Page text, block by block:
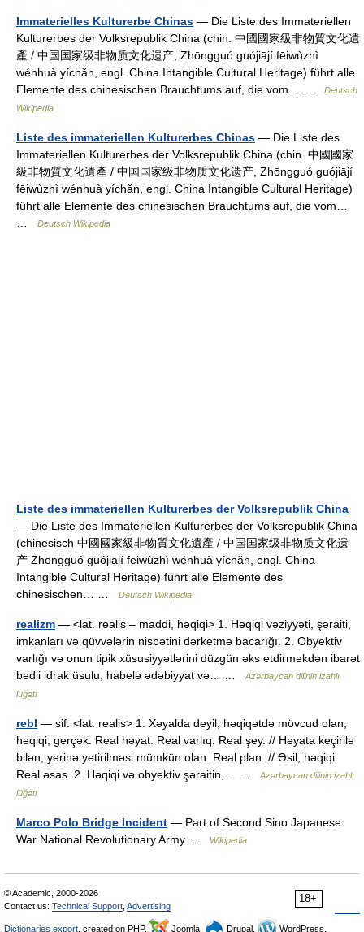
Immaterielles Kulturerbe Chinas — Die Liste des Immateriellen
Kulturerbes der Volksrepublik China (chin. 中國國家級非物質文化遺
產 / 中国国家级非物质文化遗产, Zhōngguó guójiājí fēiwùzhì
wénhuà yíchǎn, engl. China Intangible Cultural Heritage) führt alle
Elemente des chinesischen Brauchtums auf, die vom… …
Deutsch
Wikipedia
Liste des immateriellen Kulturerbes Chinas — Die Liste des
Immateriellen Kulturerbes der Volksrepublik China (chin. 中國國家
級非物質文化遺產 / 中国国家级非物质文化遗产, Zhōngguó guójiājí
fēiwùzhì wénhuà yíchǎn, engl. China Intangible Cultural Heritage)
führt alle Elemente des chinesischen Brauchtums auf, die vom…
Deutsch Wikipedia
Liste des immateriellen Kulturerbes der Volksrepublik China
— Die Liste des Immateriellen Kulturerbes der Volksrepublik China
(chinesisch 中國國家級非物質文化遺產 / 中国国家级非物质文化遗
产 Zhōngguó guójiājí fēiwùzhì wénhuà yíchǎn, engl. China
Intangible Cultural Heritage) führt alle Elemente des
chinesischen… …
Deutsch Wikipedia
realizm — <lat. realis – maddi, həqiqi> 1. Həqiqi vəziyyəti, şəraiti,
imkanları və qüvvələrin nisbətini dərketmə bacarığı. 2. Obyektiv
varlığı və onun tipik xüsusiyyətlərini düzgün əks etdirməkdən ibarət
bədii idrak üsulu, habelə ədəbiyyat və… …
Azərbaycan dilinin izahlı
lüğəti
rebl — sif. <lat. realis> 1. Xəyalda deyil, həqiqətdə mövcud olan;
həqiqi, gerçək. Real həyat. Real varlıq. Real şey. // Həyata keçirilə
bilən, yerinə yetirilməsi mümkün olan. Real plan. // Əsil, həqiqi.
Real əsas. 2. Həqiqi və obyektiv şəraitin,… …
Azərbaycan dilinin izahlı
lüğəti
Marco Polo Bridge Incident — Part of Second Sino Japanese
War National Revolutionary Army …
Wikipedia
18+
© Academic, 2000-2026
Contact us: Technical Support Advertising
Dictionaries export , created on PHP, Joomla, Drupal,
WordPress,